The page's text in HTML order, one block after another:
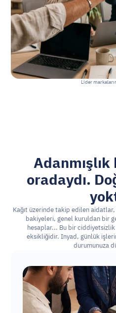
Lider
oradaydı.
Kağıt üzerinde takip edilen
bakiyeleri, genel kuruldan bir
hesaplar... Bu bir
eksikliğidir. Inyad, günlük
durumunuza